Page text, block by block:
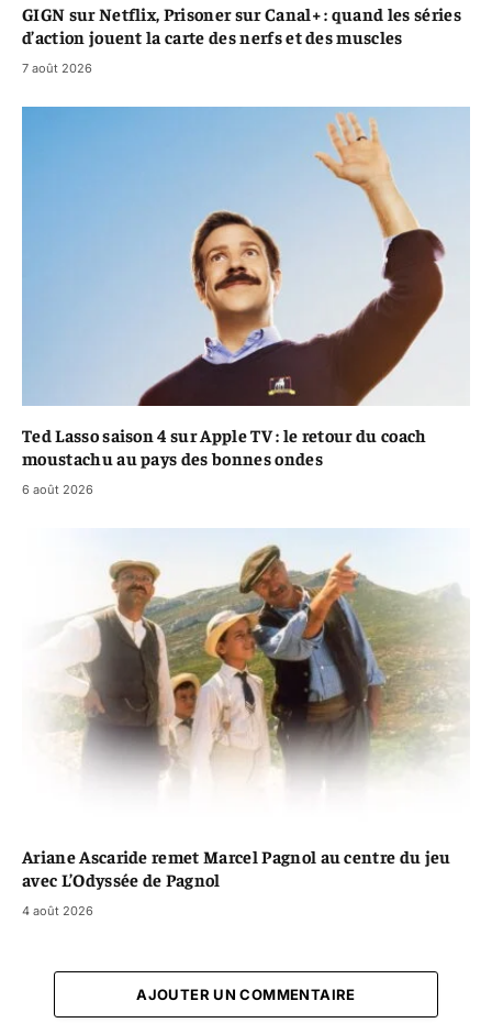
GIGN sur Netflix, Prisoner sur Canal+ : quand les séries
d’action jouent la carte des nerfs et des muscles
7 août 2026
Ted Lasso saison 4 sur Apple TV : le retour du coach
moustachu au pays des bonnes ondes
6 août 2026
Ariane Ascaride remet Marcel Pagnol au centre du jeu
avec L’Odyssée de Pagnol
4 août 2026
AJOUTER UN COMMENTAIRE